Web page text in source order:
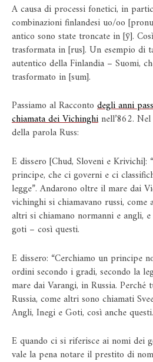
A causa di processi fonetici, in
combinazioni finlandesi uo/oo
antico sono state troncate in [ӯ].
trasformata in [rus]. Un esempio di
autentico della Finlandia – Suomi,
trasformato in [sum].
Passiamo al Racconto degli anni
chiamata dei Vichinghinell’862.
della parola Russ:
E dissero [Chud, Sloveni e Krivichi]:
principe, che ci governi e ci
legge”. Andarono oltre il mare dai
vichinghi si chiamavano russi, come
altri si chiamano normanni e angli,
goti – così questi.
E dissero: “Cerchiamo un principe
ordini secondo i gradi, secondo la
mare dai Varangi, in Russia.
Russia, come altri sono chiamati
Angli, Inegi e Goti, così anche questi.
E quando ci si riferisce ai nomi dei
vale la pena notare il prestito di